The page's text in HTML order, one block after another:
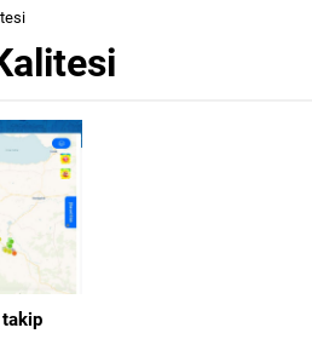
takip